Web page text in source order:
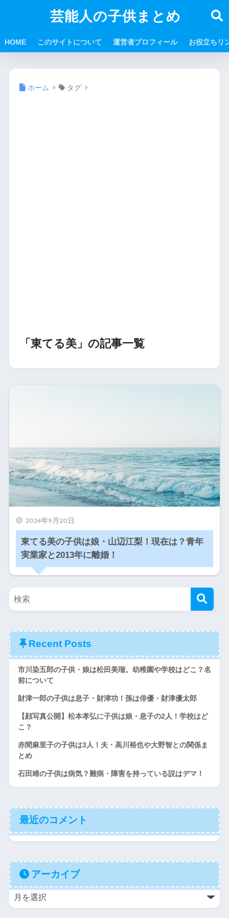
芸能人の子供まとめ
HOME このサイトについて 運営者プロフィール お役立ちリ
ホーム タグ
「東てる美」の記事一覧
2024年9月20日
東てる美の子供は娘・山辺江梨！現在は？青年
実業家と2013年に離婚！
Recent Posts
市川染五郎の子供・娘は松田美瑠。幼稚園や学校はどこ？名
前について
財津一郎の子供は息子・財津功！孫は俳優・財津優太郎
【顔写真公開】松本孝弘に子供は娘・息子の2人！学校はど
こ？
赤間麻里子の子供は3人！夫・高川裕也や大野智との関係ま
とめ
石田靖の子供は病気？難病・障害を持っている説はデマ！
最近のコメント
アーカイブ